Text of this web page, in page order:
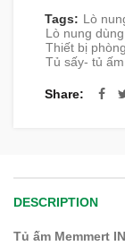
Tags: Lò
Lò nung
Thiết bị
Tủ sấy- tủ
Share
DESCRIPTION
Tủ ấm Memmert